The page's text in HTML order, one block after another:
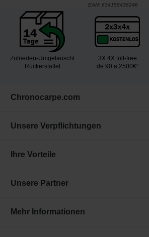
EAN: 634158436246
Zufrieden-Umgetauscht
Rückerstattet
3X 4X toll-free
de 90 a 2500€²
Chronocarpe.com
Unsere Verpflichtungen
Ihre Vorteile
Unsere Partner
Mehr Informationen